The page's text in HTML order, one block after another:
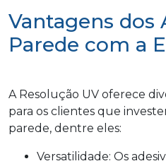
Vantagens dos
Parede com a
A Resolução UV oferece
para os clientes que
parede, dentre eles:
Versatilidade: Os adesivos podem ser